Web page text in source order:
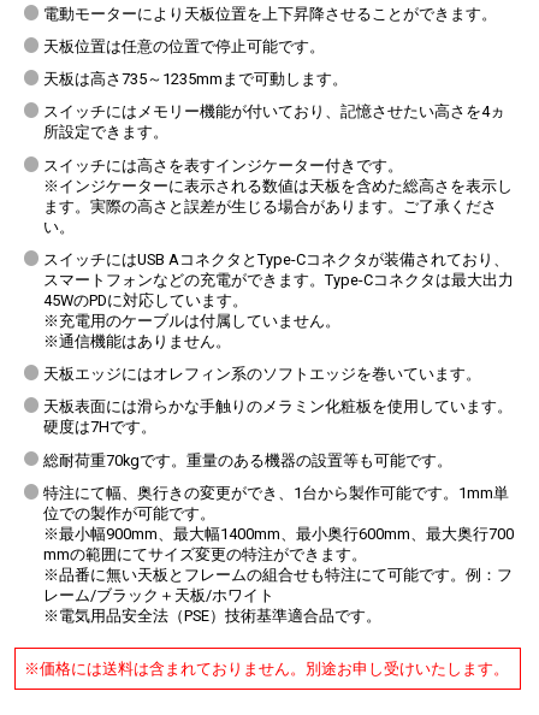
電動モーターにより天板位置を上下昇降させることができます。
天板位置は任意の位置で停止可能です。
天板は高さ735～1235mmまで可動します。
スイッチにはメモリー機能が付いており、記憶させたい高さを4ヵ
所設定できます。
スイッチには高さを表すインジケーター付きです。
※インジケーターに表示される数値は天板を含めた総高さを表示し
ます。実際の高さと誤差が生じる場合があります。ご了承くださ
い。
スイッチにはUSB AコネクタとType-Cコネクタが装備されており、
スマートフォンなどの充電ができます。Type-Cコネクタは最大出力
45WのPDに対応しています。
※充電用のケーブルは付属していません。
※通信機能はありません。
天板エッジにはオレフィン系のソフトエッジを巻いています。
天板表面には滑らかな手触りのメラミン化粧板を使用しています。
硬度は7Hです。
総耐荷重70kgです。重量のある機器の設置等も可能です。
特注にて幅、奥行きの変更ができ、1台から製作可能です。1mm単
位での製作が可能です。
※最小幅900mm、最大幅1400mm、最小奥行600mm、最大奥行700
mmの範囲にてサイズ変更の特注ができます。
※品番に無い天板とフレームの組合せも特注にて可能です。例：フ
レーム/ブラック＋天板/ホワイト
※電気用品安全法（PSE）技術基準適合品です。
※価格には送料は含まれておりません。別途お申し受けいたします。